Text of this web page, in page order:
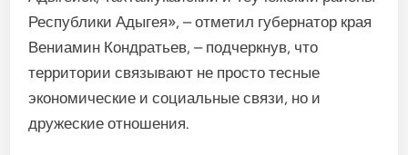
Республики Адыгея», – отметил губернатор края
Вениамин Кондратьев, – подчеркнув, что
территории связывают не просто тесные
экономические и социальные связи, но и
дружеские отношения.